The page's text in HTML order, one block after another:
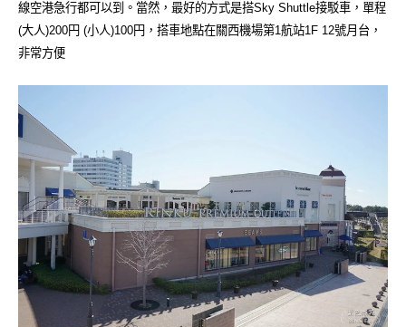
線空港急行都可以到。當然，最好的方式是搭Sky Shuttle接駁車，單程
(大人)200円 (小人)100円，搭車地點在關西機場第1航站1F 12號月台，
非常方便